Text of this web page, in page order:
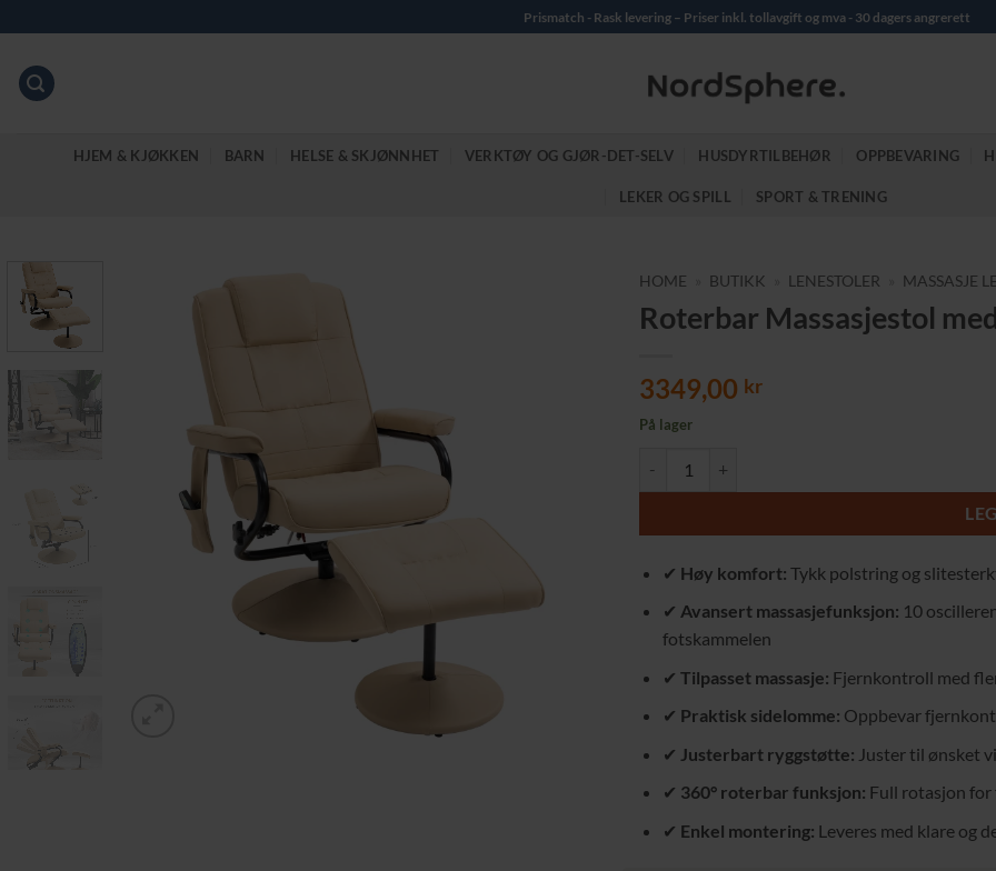
to
content
Prismatch - Rask levering – Priser inkl. tollavgift og mva - 30 dagers angrerett
HJEM & KJØKKEN BARN HELSE & SKJØNNHET VERKTØY OG GJØR-DET-SELV HUSDYRTILBEHØR OPPBEVARING
LEKER OG SPILL SPORT & TRENING
HOME BUTIKK LENESTOLER MASSASJE
Roterbar Massasjestol
3349,00 kr
På lager
✔ Høy komfort: Tykk polstring og
✔ Avansert massasjefunksjon: 10
fotskammelen
✔ Tilpasset massasje: Fjernkontroll med
✔ Praktisk sidelomme: Oppbevar
✔ Justerbart ryggstøtte: Juster til ønsket
✔ 360° roterbar funksjon: Full rotasjon
✔ Enkel montering: Leveres med klare og